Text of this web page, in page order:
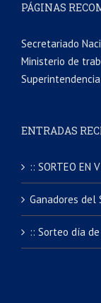
PÁGINAS
Secretariado
Ministerio de
ENTRADAS
:: SORTEO EN
Ganadores del
:: Sorteo día